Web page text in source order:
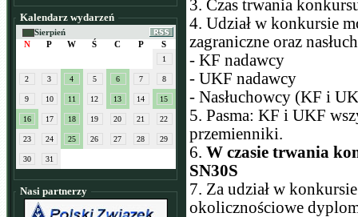
Kalendarz wydarzeń
Sierpień
N
P W Ś C P S
1
2 3 4 5 6 7 8
9 10 11 12 13 14 15
16 17 18 19 20 21 22
23 24 25 26 27 28 29
30 31
Nasi partnerzy
3. Czas trwania
4. Udział w konkursie
zagraniczne oraz
- KF nadawcy
- UKF nadawcy
- Nasłuchowcy (KF i
5. Pasma: KF i UKF
przemienniki.
6. W czasie trwania
SN30S
7. Za udział w
okolicznościowe